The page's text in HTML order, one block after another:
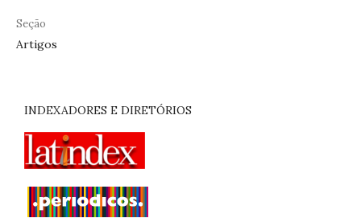
Seção
Artigos
INDEXADORES E DIRETÓRIOS